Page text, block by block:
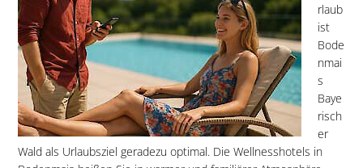
rlaub
ist
Bode
nmai
s
Baye
risch
er
Wald als Urlaubsziel geradezu optimal. Die Wellnesshotels in